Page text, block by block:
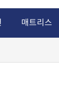
매트리스